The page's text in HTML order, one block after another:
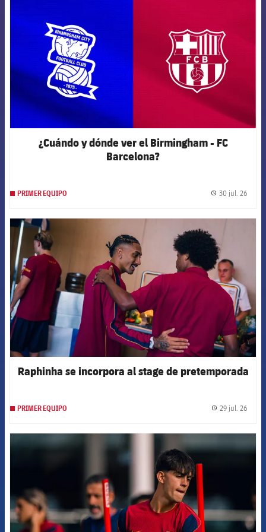
¿Cuándo y dónde ver el Birmingham - FC
Barcelona?
PRIMER EQUIPO 30 jul. 26
Raphinha se incorpora al stage de pretemporada
PRIMER EQUIPO 29 jul. 26